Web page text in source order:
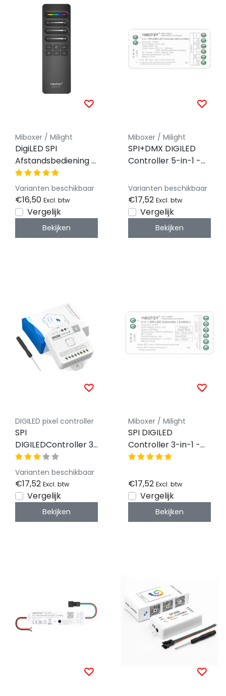
Miboxer / Milight
DigiLED SPI
Afstandsbediening -
Miboxer C6
Varianten beschikbaar
€16,50 Excl. btw
Vergelijk
Bekijken
Miboxer / Milight
SPI+DMX DIGILED
Controller 5-in-1 -
1024 pixel - 5V-12V-
24V - Miboxer SPIW5
Varianten beschikbaar
€17,52 Excl. btw
Vergelijk
Bekijken
DIGILED pixel controller
SPI
DIGILEDController 3-
in-1 -
Enkelkleurig/RGB/RGBW/RGBWW
2048 pixel - 5V-12V-
24V - SP63XE
Varianten beschikbaar
€17,52 Excl. btw
Vergelijk
Bekijken
Miboxer / Milight
SPI DIGILED
Controller 3-in-1 -
Enkelkleurig/RGB/
24V - Miboxer SPIR3
€17,52 Excl. btw
Vergelijk
Bekijken